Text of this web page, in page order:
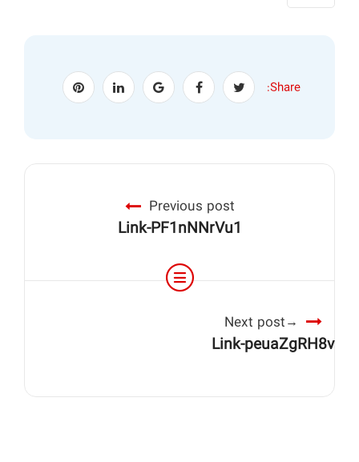
Share:
Previous post
Link-PF1nNNrVu1
Next post
Link-peuaZgRH8v